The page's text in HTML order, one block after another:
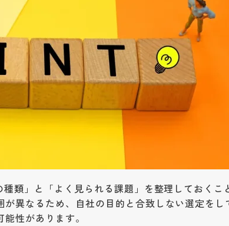
善のポイント
件整理
ットインへ
類」と「よく見られる課題」を整理しておくこ
異なるため、自社の目的と合致しない選定をし
性があります。